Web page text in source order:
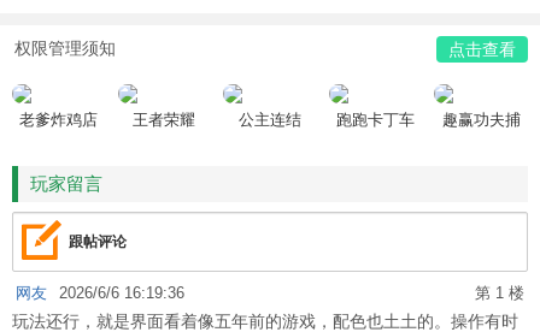
权限管理须知 点击查看
老爹炸鸡店
王者荣耀 公主连结 跑跑卡丁车
趣赢功夫捕
玩家留言
跟帖评论
第 1 楼
网友 2026/6/6 16:19:36
玩法还行，就是界面看着像五年前的游戏，配色也土土的。操作有时